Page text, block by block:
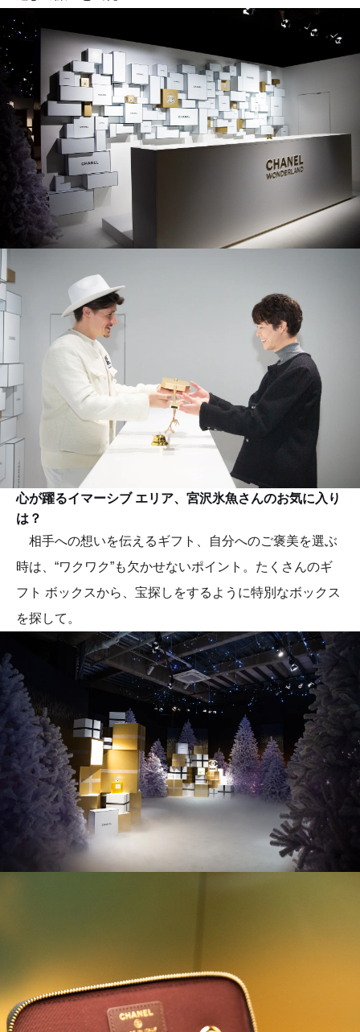
心が躍るイマーシブ エリア、宮沢氷魚さんのお気に入り
は？
相手への想いを伝えるギフト、自分へのご褒美を選ぶ
時は、“ワクワク”も欠かせないポイント。たくさんのギ
フト ボックスから、宝探しをするように特別なボックス
を探して。